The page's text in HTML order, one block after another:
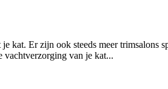
kat. Er zijn ook steeds meer trimsalons
vachtverzorging van je kat...